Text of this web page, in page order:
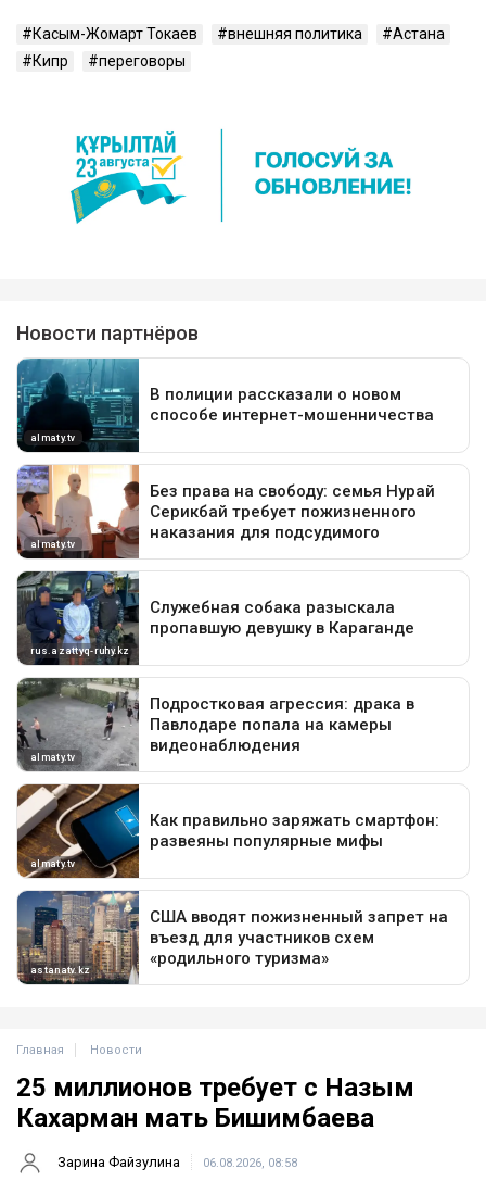
Касым-Жомарт Токаев внешняя политика
Астана
Кипр
переговоры
Главная Новости
25 миллионов требует с Назым
Кахарман мать Бишимбаева
Зарина Файзулина 06.08.2026, 08:58